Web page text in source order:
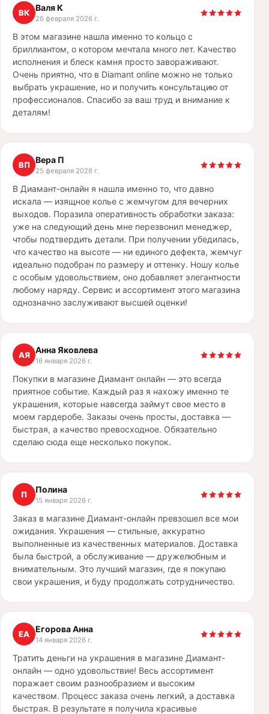
ВК Валя К
26 февраля 2026 г.
В этом магазине нашла именно то кольцо с
бриллиантом, о котором мечтала много лет. Качество
исполнения и блеск камня просто завораживают.
Очень приятно, что в Diamant online можно не только
выбрать украшение, но и получить консультацию от
профессионалов. Спасибо за ваш труд и внимание к
деталям!
ВП Вера П
25 февраля 2026 г.
В Диамант-онлайн я нашла именно то, что давно
искала — изящное колье с жемчугом для вечерних
выходов. Поразила оперативность обработки заказа:
уже на следующий день мне перезвонил менеджер,
чтобы подтвердить детали. При получении убедилась,
что качество на высоте — ни единого дефекта, жемчуг
идеально подобран по размеру и оттенку. Ношу колье
с особым удовольствием, оно добавляет элегантности
любому наряду. Сервис и ассортимент этого магазина
однозначно заслуживают высшей оценки!
АЯ Анна Яковлева
16 января 2026 г.
Покупки в магазине Диамант онлайн — это всегда
приятное событие. Каждый раз я нахожу именно те
украшения, которые навсегда займут свое место в
моем гардеробе. Заказы очень просты, доставка —
быстрая, а качество превосходное. Обязательно
сделаю сюда еще несколько покупок.
П Полина
15 января 2026 г.
Заказ в магазине Диамант-онлайн превзошел все мои
ожидания. Украшения — стильные, аккуратно
выполненные из качественных материалов. Доставка
была быстрой, а обслуживание — дружелюбным и
внимательным. Это лучший магазин, где я покупаю
свои украшения, и буду продолжать сотрудничество.
ЕА Егорова Анна
14 января 2026 г.
Тратить деньги на украшения в магазине Диамант-
онлайн — одно удовольствие! Весь ассортимент
поражает своим разнообразием и высоким
качеством. Процесс заказа очень легкий, а доставка
быстрая. В результате я получила красивые